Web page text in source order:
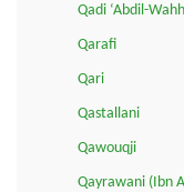
Qadi ‘Abdil-
Qarafi
Qari
Qastallani
Qawouqji
Qayrawani (Ibn